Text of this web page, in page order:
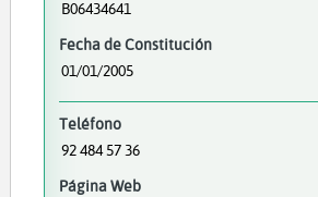
B06434641
Fecha de Constitución
01/01/2005
Teléfono
92 484 57 36
Página Web